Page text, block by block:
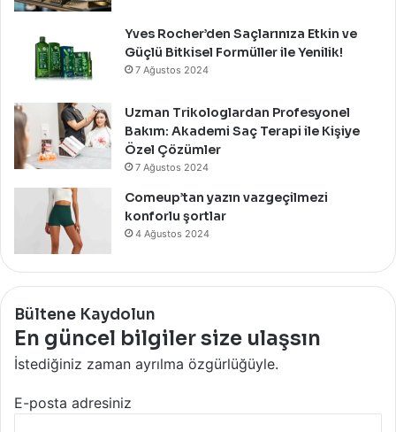
Yves Rocher’den Saçlarınıza Etkin ve
Güçlü Bitkisel Formüller ile Yenilik!
7 Ağustos 2024
Uzman Trikologlardan Profesyonel
Bakım: Akademi Saç Terapi ile Kişiye
Özel Çözümler
7 Ağustos 2024
Comeup’tan yazın vazgeçilmezi
konforlu şortlar
4 Ağustos 2024
Bültene Kaydolun
En güncel bilgiler size ulaşsın
İstediğiniz zaman ayrılma özgürlüğüyle.
E-posta adresiniz